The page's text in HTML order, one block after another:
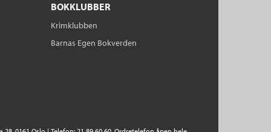
BOKKLUBBER
Krimklubben
Barnas Egen Bokverden